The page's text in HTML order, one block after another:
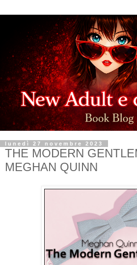
lunedì 27 novembre 2023
THE MODERN
MEGHAN QUINN